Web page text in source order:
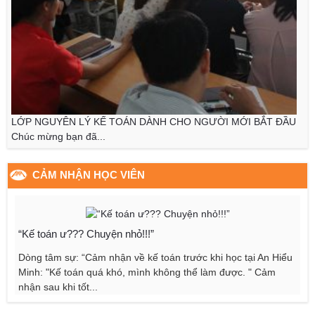
LỚP NGUYÊN LÝ KẾ TOÁN DÀNH CHO NGƯỜI MỚI BẮT ĐẦU
Chúc mừng bạn đã...
CẢM NHẬN HỌC VIÊN